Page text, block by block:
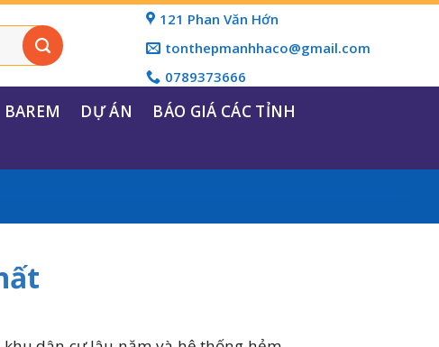
121 Phan Văn Hớn
tonthepmanhhaco@gmail.com
0789373666
BAREM DỰ ÁN
BÁO GIÁ CÁC TỈNH